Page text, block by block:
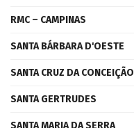
RMC – CAMPINAS
SANTA BÁRBARA D'OESTE
SANTA CRUZ DA CONCEIÇÃO
SANTA GERTRUDES
SANTA MARIA DA SERRA